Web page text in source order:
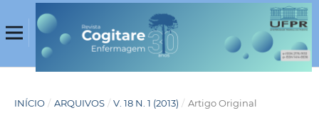
INÍCIO / ARQUIVOS / V. 18 N. 1 (2013) / Artigo Original